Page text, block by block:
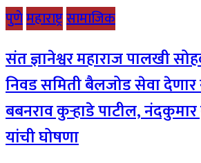
पुणेमहाराष्ट्रसामाजिक
संत ज्ञानेश्वर महाराज पालखी
निवड समिती बैलजोड सेवा देणार
बबनराव कुऱ्हाडे पाटील, नंदकुमार
यांची घोषणा